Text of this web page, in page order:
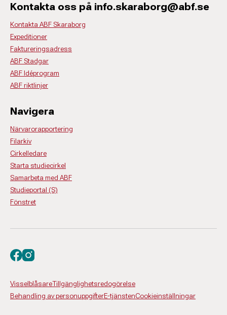
Kontakta oss på info.skaraborg@abf.se
Kontakta ABF Skaraborg
Expeditioner
Faktureringsadress
ABF Stadgar
ABF Idéprogram
ABF riktlinjer
Navigera
Närvarorapportering
Filarkiv
Cirkelledare
Starta studiecirkel
Samarbeta med ABF
Studieportal (S)
Fönstret
VisselblåsareTillgänglighetsredogörelse
Behandling av personuppgifterE-tjänstenCookieinställningar
Besök oss på facebook
Besök oss på instagram